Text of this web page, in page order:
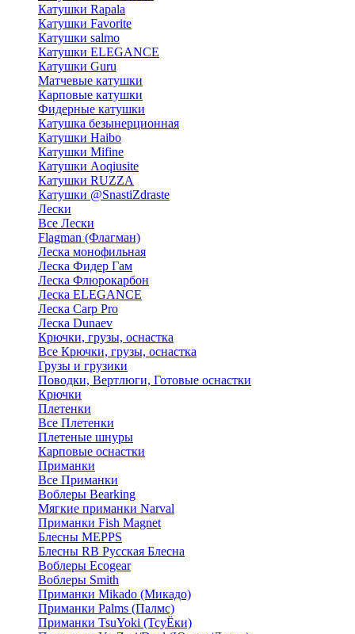
Катушки Rapala
Катушки Favorite
Катушки salmo
Катушки ELEGANCE
Катушки Guru
Матчевые катушки
Карповые катушки
Фидерные катушки
Катушка безынерционная
Катушки Haibo
Катушки Mifine
Катушки Aoqiusite
Катушки RUZZA
Катушки @SnastiZdraste
Лески
Все Лески
Flagman (Флагман)
Леска монофильная
Леска Фидер Гам
Леска Флюрокарбон
Леска ELEGANCE
Леска Carp Pro
Леска Dunaev
Крючки, грузы, оснастка
Все Крючки, грузы, оснастка
Грузы и грузики
Поводки, Вертлюги, Готовые оснастки
Крючки
Плетенки
Все Плетенки
Плетеные шнуры
Карповые оснастки
Приманки
Все Приманки
Воблеры Bearking
Мягкие приманки Narval
Приманки Fish Magnet
Блесны MEPPS
Блесны RB Русская Блесна
Воблеры Ecogear
Воблеры Smith
Приманки Mikado (Микадо)
Приманки Palms (Палмс)
Приманки TsuYoki (ТсуЁки)